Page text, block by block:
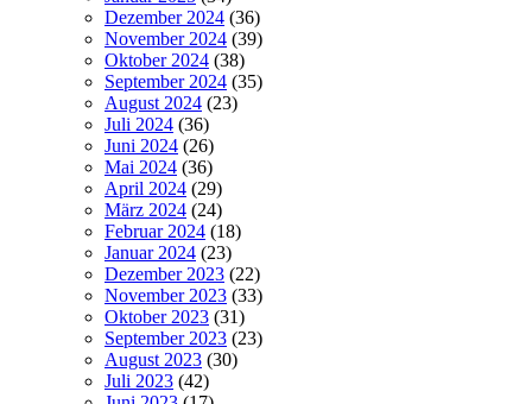
Dezember 2024 (36)
November 2024 (39)
Oktober 2024 (38)
September 2024 (35)
August 2024 (23)
Juli 2024 (36)
Juni 2024 (26)
Mai 2024 (36)
April 2024 (29)
März 2024 (24)
Februar 2024 (18)
Januar 2024 (23)
Dezember 2023 (22)
November 2023 (33)
Oktober 2023 (31)
September 2023 (23)
August 2023 (30)
Juli 2023 (42)